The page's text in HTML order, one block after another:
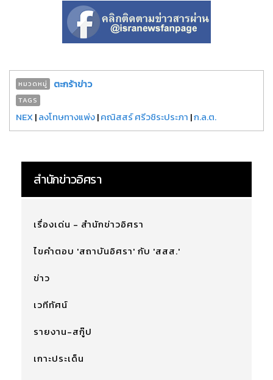
หมวดหมู่ ตะกร้าข่าว
TAGS
NEX|ลงโทษทางแพ่ง|คณิสสร์ ศรีวชิระประภา |ก.ล.ต.
สำนักข่าวอิศรา
เรื่องเด่น - สำนักข่าวอิศรา
ไขคำตอบ 'สถาบันอิศรา' กับ 'สสส.'
ข่าว
เวทีทัศน์
รายงาน-สกู๊ป
เกาะประเด็น